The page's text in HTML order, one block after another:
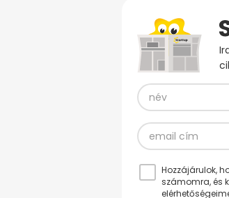
Hozzájárulok,
számomra, és